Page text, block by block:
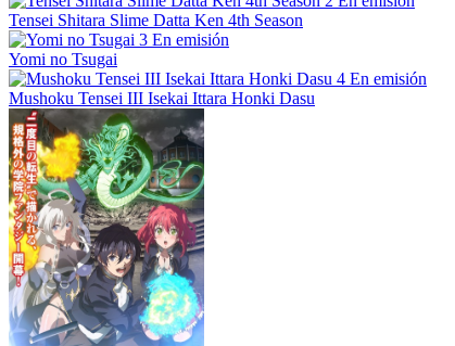
Tensei Shitara Slime Datta Ken 4th Season
3 En emisión
Yomi no Tsugai
4 En emisión
Mushoku Tensei III Isekai Ittara Honki Dasu